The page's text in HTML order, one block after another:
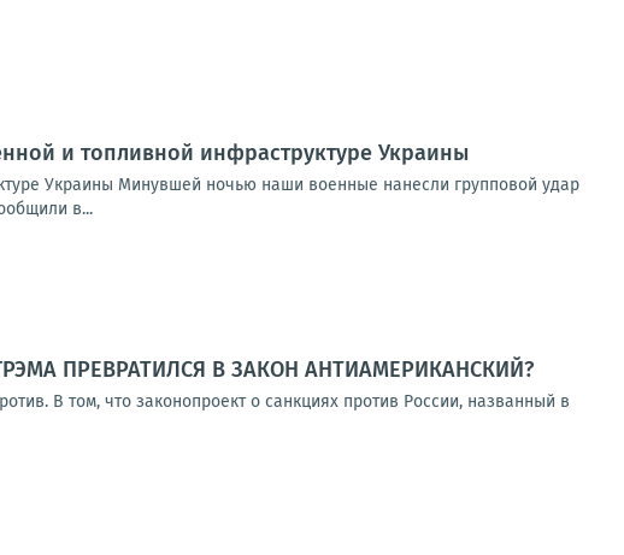
и топливной инфраструктуре Украины
Украины Минувшей ночью наши военные нанесли групповой удар
в...
ПРЕВРАТИЛСЯ В ЗАКОН АНТИАМЕРИКАНСКИЙ?
В том, что законопроект о санкциях против России, названный в